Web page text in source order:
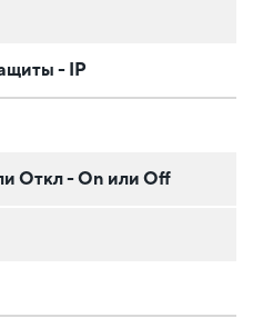
- IP
Откл - On или Off